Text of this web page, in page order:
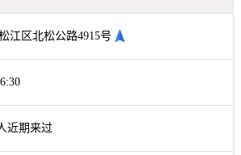
江区北松公路4915号
近期来过